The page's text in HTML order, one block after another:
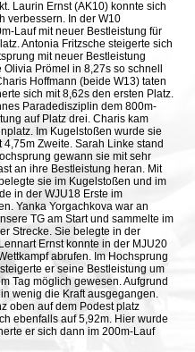
Laurin Ernst (AK10) konnte sich
verbessern. In der W10
Lauf mit neuer Bestleistung für
Antonia Fritzsche steigerte sich
mit neuer Bestleistung
Prömel in 8,27s so schnell
Hoffmann (beide W13) taten
sich mit 8,62s den ersten Platz.
Paradedisziplin dem 800m-
auf Platz drei. Charis kam
Im Kugelstoßen wurde sie
Zweite. Sarah Linke stand
gewann sie mit sehr
an ihre Bestleistung heran. Mit
sie im Kugelstoßen und im
in der WJU18 Erste im
Yanka Yorgachkova war an
TG am Start und sammelte im
Strecke. Sie belegte in der
Ernst konnte in der MJU20
abrufen. Im Hochsprung
er seine Bestleistung um
Tag möglich gewesen. Aufgrund
wenig die Kraft ausgegangen.
oben auf dem Podest platz
ebenfalls auf 5,92m. Hier wurde
er sich dann im 200m-Lauf